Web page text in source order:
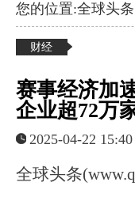
您的位置:全球头条
财经
赛事经济加
企业超72万
2025-04-22 15:40
全球头条